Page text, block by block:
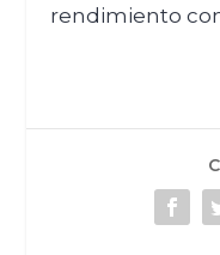
rendimiento